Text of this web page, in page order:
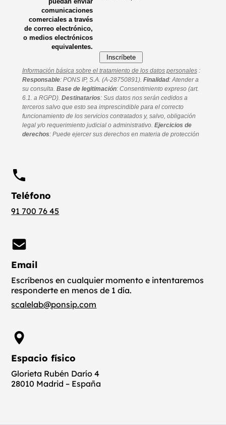
Teléfono
91 700 76 45
Email
Escríbenos en cualquier momento e intentaremos
responderte en menos de 1 día.
scalelab@ponsip.com
Espacio físico
Glorieta Rubén Darío 4
28010 Madrid – España